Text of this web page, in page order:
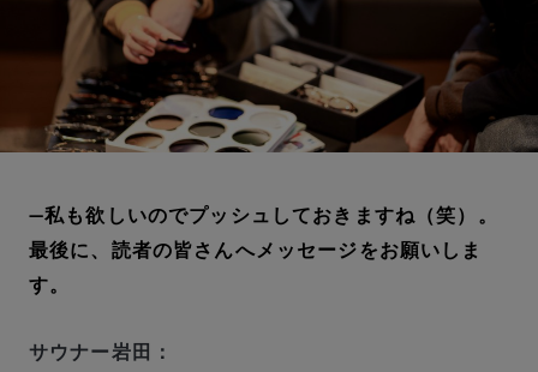
私も欲しいのでプッシュしておきますね（笑）。
最後に、読者の皆さんへメッセージをお願いしま
す。
サウナー岩田：